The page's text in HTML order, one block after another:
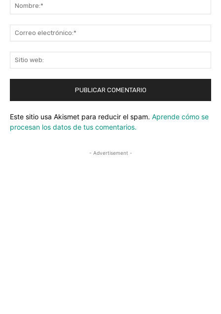
Este sitio usa Akismet para reducir el spam. Aprende cómo se
procesan los datos de tus comentarios.
- Advertisement -